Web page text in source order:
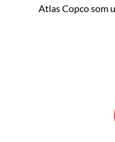
Atlas Copco som